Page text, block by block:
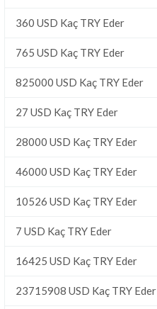
360 USD Kaç TRY Eder
765 USD Kaç TRY Eder
825000 USD Kaç TRY Eder
27 USD Kaç TRY Eder
28000 USD Kaç TRY Eder
46000 USD Kaç TRY Eder
10526 USD Kaç TRY Eder
7 USD Kaç TRY Eder
16425 USD Kaç TRY Eder
23715908 USD Kaç TRY Eder